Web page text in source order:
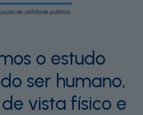
o estudo
ser humano,
vista físico e